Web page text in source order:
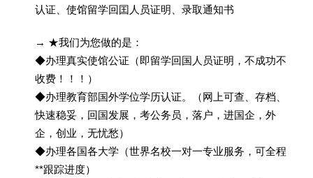
认证、使馆留学回囯人员证明、录取通知书
→ ★我们为您做的是：
◆办理真实使馆公证（即留学回国人员证明，不成功不
收费！！！）
◆办理教育部国外学位学历认证。（网上可查、存档、
快速稳妥，回国发展，考公务员，落户，进国企，外
企，创业，无忧愁）
◆办理各国各大学（世界名校一对一专业服务，可全程
**跟踪进度）